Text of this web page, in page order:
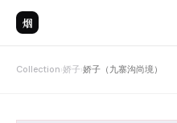
烟
Collection›娇子›娇子（九寨沟尚境）